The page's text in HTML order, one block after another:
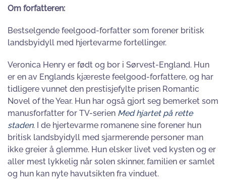
Om forfatteren:
Bestselgende feelgood-forfatter som forener britisk
landsbyidyll med hjertevarme fortellinger.
Veronica Henry er født og bor i Sørvest-England. Hun
er en av Englands kjæreste feelgood-forfattere, og har
tidligere vunnet den prestisjefylte prisen Romantic
Novel of the Year. Hun har også gjort seg bemerket som
manusforfatter for TV-serien Med hjartet på rette
staden. I de hjertevarme romanene sine forener hun
britisk landsbyidyll med sjarmerende personer man
ikke greier å glemme. Hun elsker livet ved kysten og er
aller mest lykkelig når solen skinner, familien er samlet
og hun kan nyte havutsikten fra vinduet.